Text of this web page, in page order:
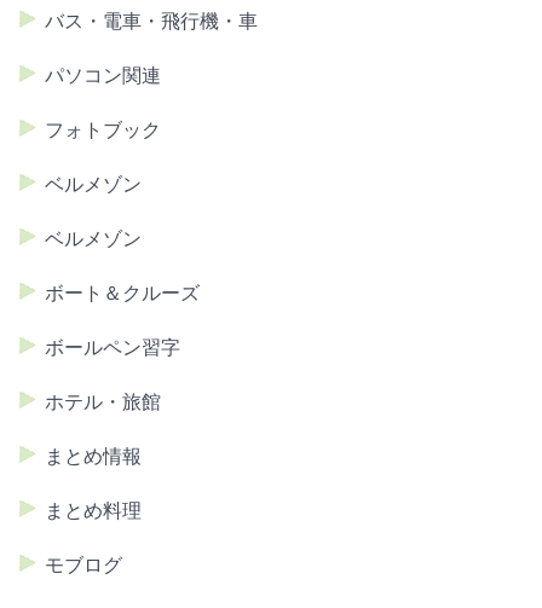
バス・電車・飛行機・車
パソコン関連
フォトブック
ベルメゾン
ベルメゾン
ボート＆クルーズ
ボールペン習字
ホテル・旅館
まとめ情報
まとめ料理
モブログ